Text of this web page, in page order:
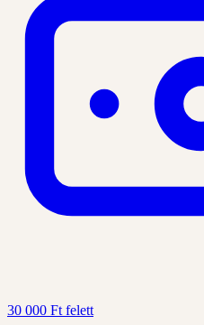
30 000 Ft felett